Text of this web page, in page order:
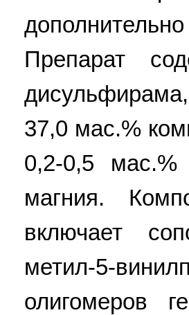
Препарат
37,0 мас.%
0,2-0,5 мас.%
магния.
включает
метил-5-
олигомеров